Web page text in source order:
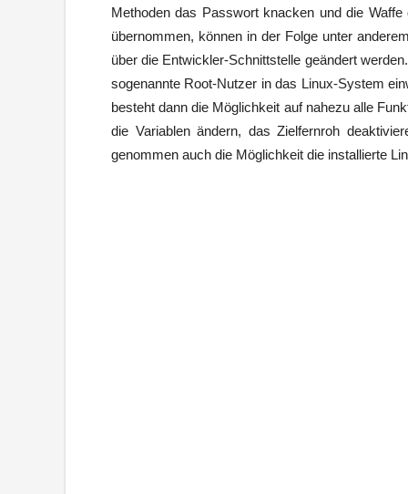
Methoden das Passwort knacken und die
übernommen, können in der Folge unter
über die Entwickler-Schnittstelle geändert
sogenannte Root-Nutzer in das Linux-System
besteht dann die Möglichkeit auf nahezu alle
die Variablen ändern, das Zielfernroh
genommen auch die Möglichkeit die installierte